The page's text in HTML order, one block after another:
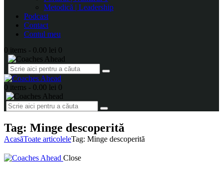
Metodică | Leadership
Podcast
Contact
Contul meu
0 items - 0.00 lei 0
0 items - 0.00 lei 0
Tag: Minge descoperită
AcasăToate articoleleTag: Minge descoperită
Close